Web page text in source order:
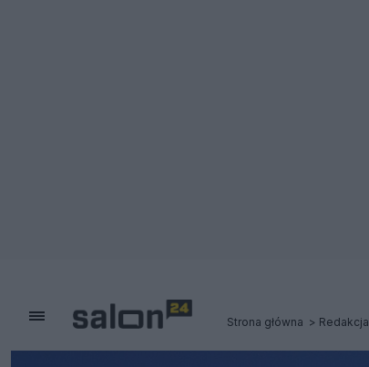
Strona główna Redakcja